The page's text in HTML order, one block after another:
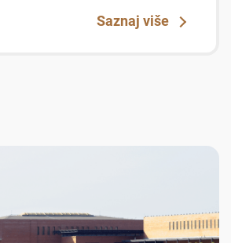
Saznaj više